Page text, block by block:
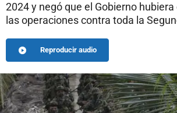
2024 y negó que el Gobierno
las operaciones contra toda la
Reproducir audio